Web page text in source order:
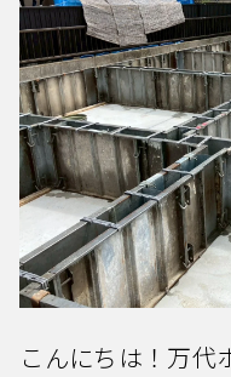
こんにちは！万代